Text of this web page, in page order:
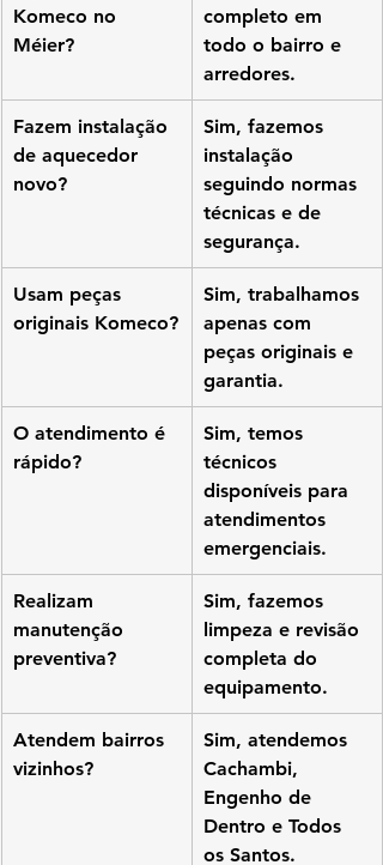
Komeco no
Méier?
completo em
todo o bairro e
arredores.
Fazem instalação
de aquecedor
novo?
Sim, fazemos
instalação
seguindo normas
técnicas e de
segurança.
Usam peças
originais Komeco?
Sim, trabalhamos
apenas com
peças originais e
garantia.
O atendimento é
rápido?
Sim, temos
técnicos
disponíveis para
atendimentos
emergenciais.
Realizam
manutenção
preventiva?
Sim, fazemos
limpeza e revisão
completa do
equipamento.
Atendem bairros
vizinhos?
Sim, atendemos
Cachambi,
Engenho de
Dentro e Todos
os Santos.